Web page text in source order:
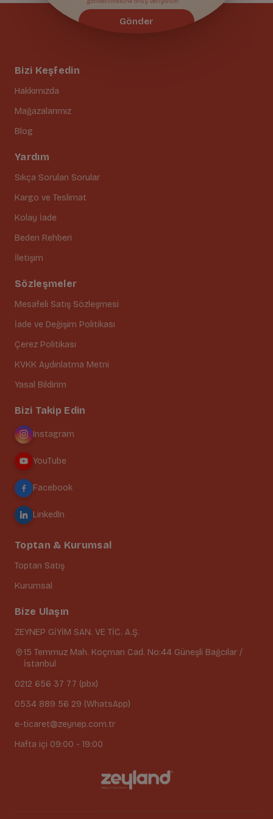
Bizi Keşfedin
Hakkımızda
Mağazalarımız
Blog
Yardım
Sıkça Sorulan Sorular
Kargo ve Teslimat
Kolay İade
Beden Rehberi
İletişim
Sözleşmeler
Mesafeli Satış Sözleşmesi
İade ve Değişim Politikası
Çerez Politikası
KVKK Aydınlatma Metni
Yasal Bildirim
Gönder
Bizi Takip Edin
Instagram
YouTube
Facebook
LinkedIn
Toptan & Kurumsal
Toptan Satış
Kurumsal
Bize Ulaşın
ZEYNEP GİYİM SAN. VE TİC. A.Ş.
15 Temmuz Mah. Koçman Cad. No:44 Güneşli Bağcılar /
İstanbul
0212 656 37 77 (pbx)
0534 889 56 29 (WhatsApp)
e-ticaret@zeynep.com.tr
Hafta içi 09:00 - 19:00